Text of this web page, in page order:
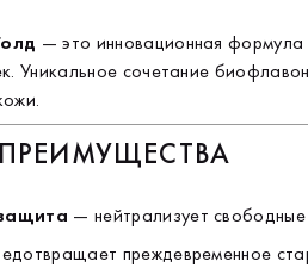
— это инновационная формула
Уникальное сочетание
— нейтрализует свободные
преждевременное